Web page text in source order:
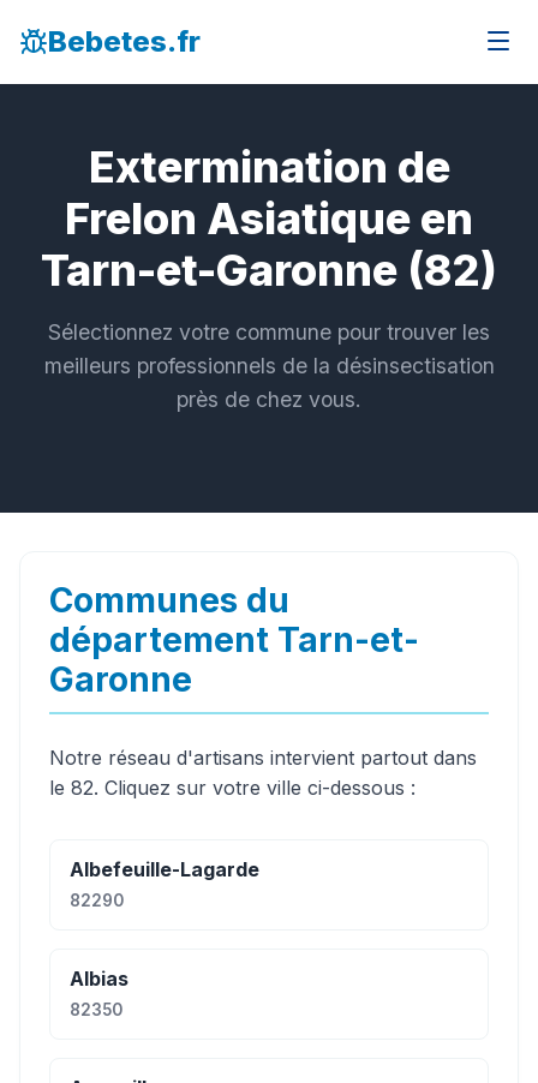
Bebetes.fr
Extermination de
Frelon Asiatique en
Tarn-et-Garonne (82)
Sélectionnez votre commune pour trouver les
meilleurs professionnels de la désinsectisation
près de chez vous.
Communes du
département Tarn-et-
Garonne
Notre réseau d'artisans intervient partout dans
le 82. Cliquez sur votre ville ci-dessous :
Albefeuille-Lagarde
82290
Albias
82350